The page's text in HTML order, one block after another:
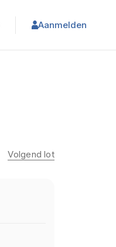
Aanmelden
Volgend lot